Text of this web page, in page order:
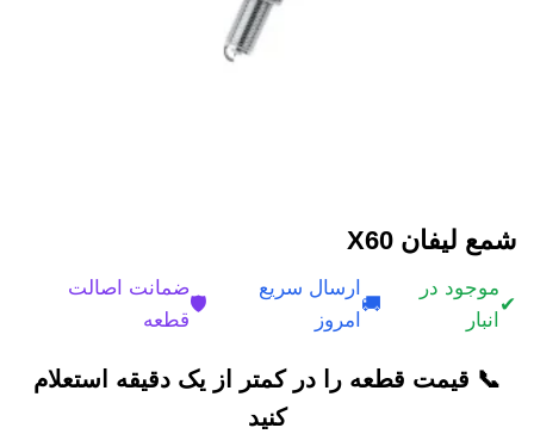
شمع لیفان X60
✔
موجود در
انبار
🚚
ارسال سریع
امروز
🛡️
ضمانت اصالت
قطعه
📞 قیمت قطعه را در کمتر از یک دقیقه استعلام
کنید